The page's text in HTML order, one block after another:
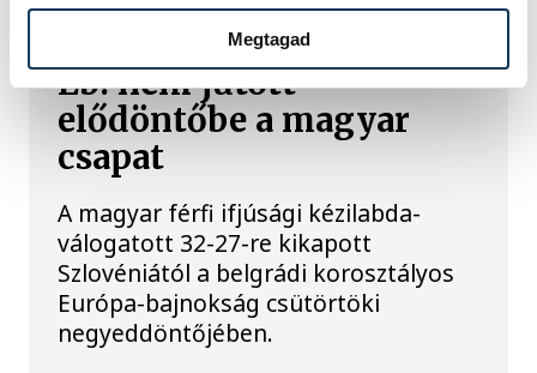
Megtagad
Férfi kézilabda ifjúsági
Eb: nem jutott
elődöntőbe a magyar
csapat
A magyar férfi ifjúsági kézilabda-
válogatott 32-27-re kikapott
Szlovéniától a belgrádi korosztályos
Európa-bajnokság csütörtöki
negyeddöntőjében.